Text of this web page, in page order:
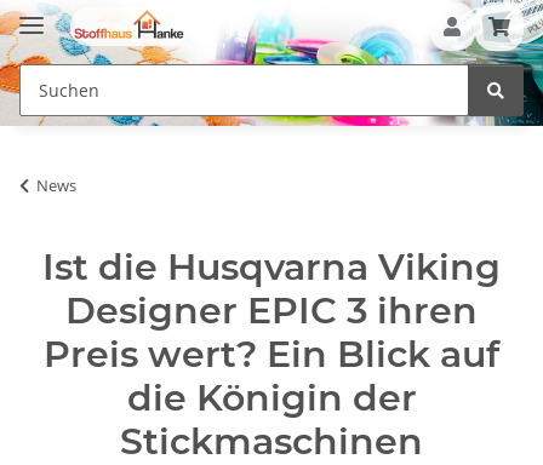
News
Ist die Husqvarna Viking
Designer EPIC 3 ihren
Preis wert? Ein Blick auf
die Königin der
Stickmaschinen